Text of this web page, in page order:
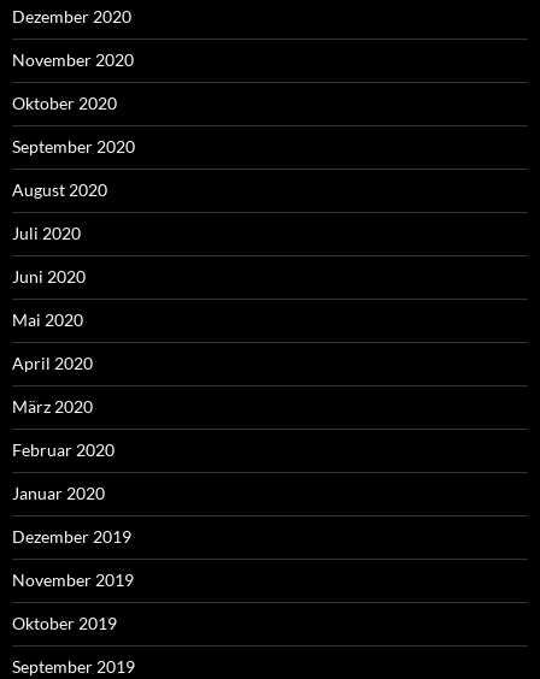
Dezember 2020
November 2020
Oktober 2020
September 2020
August 2020
Juli 2020
Juni 2020
Mai 2020
April 2020
März 2020
Februar 2020
Januar 2020
Dezember 2019
November 2019
Oktober 2019
September 2019